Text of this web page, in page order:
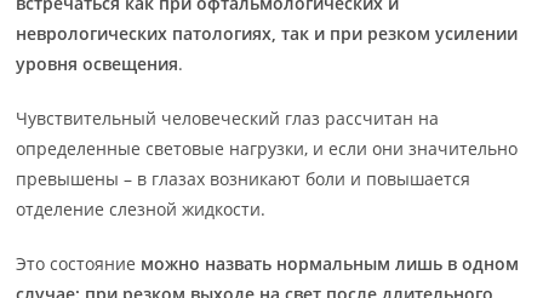
неврологических патологиях, так и при резком усилении
уровня освещения.
Чувствительный человеческий глаз рассчитан на
определенные световые нагрузки, и если они значительно
превышены – в глазах возникают боли и повышается
отделение слезной жидкости.
Это состояние можно назвать нормальным лишь в одном